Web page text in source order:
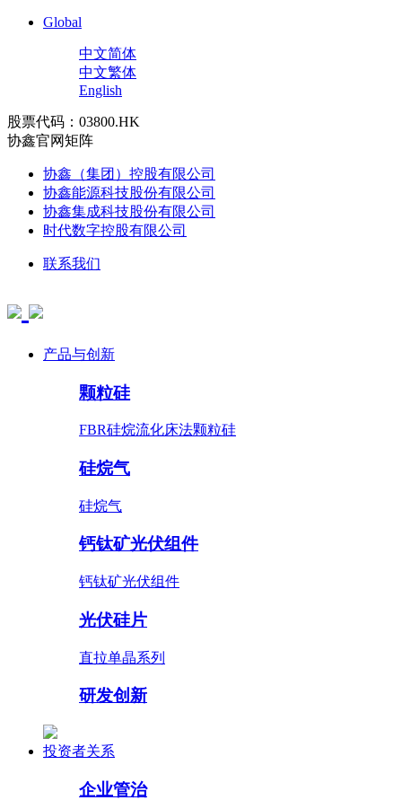
Global
中文简体
中文繁体
English
股票代码：03800.HK
协鑫官网矩阵
协鑫（集团）控股有限公司
协鑫能源科技股份有限公司
协鑫集成科技股份有限公司
时代数字控股有限公司
联系我们
产品与创新
颗粒硅
FBR硅烷流化床法颗粒硅
硅烷气
硅烷气
钙钛矿光伏组件
钙钛矿光伏组件
光伏硅片
直拉单晶系列
研发创新
投资者关系
企业管治